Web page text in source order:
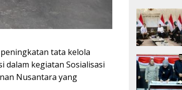
tata kelola
kegiatan Sosialisasi
Nusantara yang